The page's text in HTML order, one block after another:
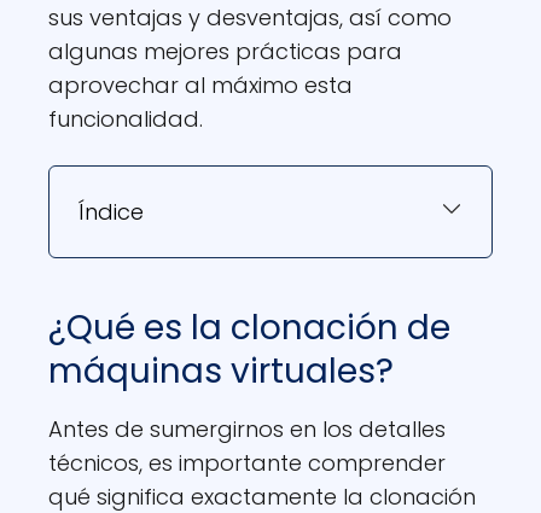
sus ventajas y desventajas, así como
algunas mejores prácticas para
aprovechar al máximo esta
funcionalidad.
Índice
¿Qué es la clonación de
máquinas virtuales?
Antes de sumergirnos en los detalles
técnicos, es importante comprender
qué significa exactamente la clonación